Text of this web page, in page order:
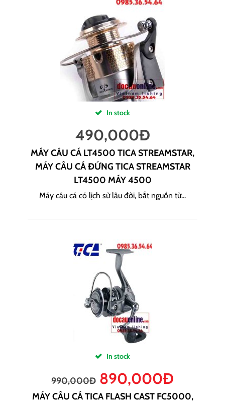
In stock
490,000Đ
MÁY CÂU CÁ LT4500 TICA STREAMSTAR,
MÁY CÂU CÁ ĐỨNG TICA STREAMSTAR
LT4500 MÁY 4500
Máy câu cá có lịch sử lâu đời, bắt nguồn từ...
In stock
990,000Đ 890,000Đ
MÁY CÂU CÁ TICA FLASH CAST FC5000,